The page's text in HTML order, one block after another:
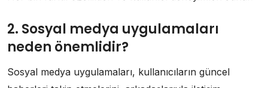
2. Sosyal medya uygulamaları
neden önemlidir?
Sosyal medya uygulamaları, kullanıcıların güncel